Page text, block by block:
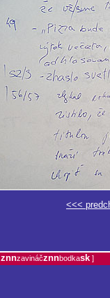
<<<
znnzavináčznnbodkask ]